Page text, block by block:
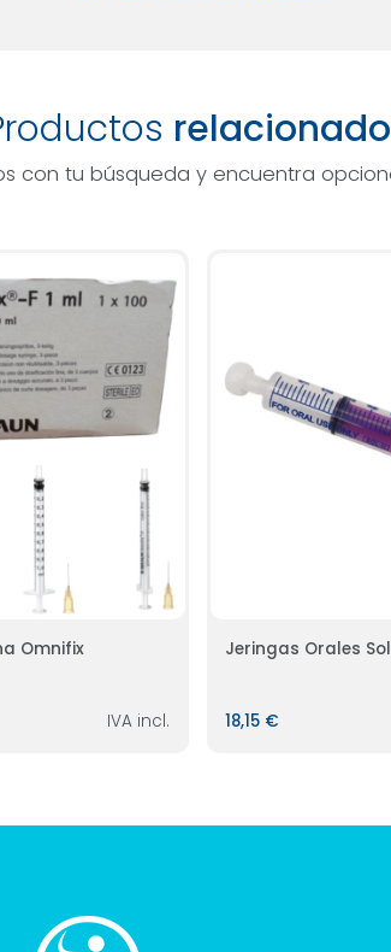
con tu búsqueda y encuentra
Omnifix
IVA incl.
Jeringas Orales
18,15 €